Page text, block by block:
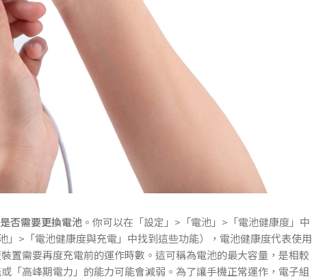
否需要更換電池 。你可以在「設定」>「電池」>「電池健康度」中
」>「電池健康度與充電」中找到這些功能），電池健康度代表使用
置需要再度充電前的運作時數。這可稱為電池的最大容量，是相較
「高峰期電力」的能力可能會減弱。為了讓手機正常運作，電子組